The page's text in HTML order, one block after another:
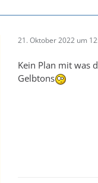
21. Oktober 2022 um
Kein Plan mit was
Gelbtons